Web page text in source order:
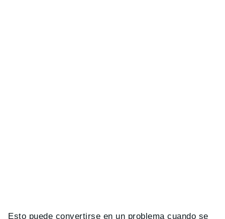
Esto puede convertirse en un problema cuando se